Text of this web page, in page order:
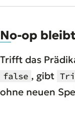
No-op
Trifft das
false , gibt
ohne neuen